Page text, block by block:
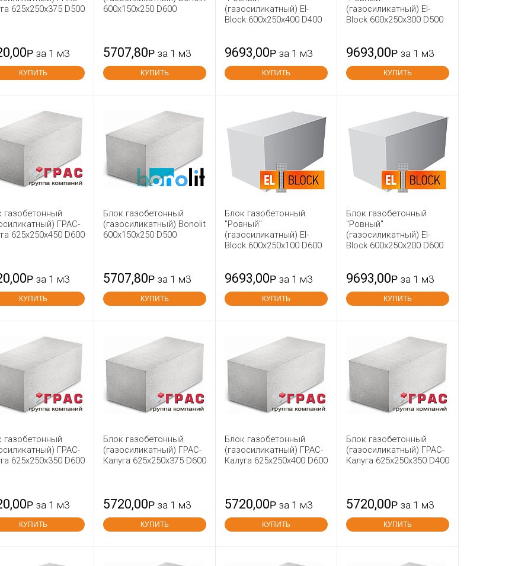
625x250x375 D500
Р за 1 м3
КУПИТЬ
600x150x250 D600
5707,80Р за 1 м3
КУПИТЬ
(газосиликатный) El-
Block 600х250х400 D400
9693,00Р за 1 м3
КУПИТЬ
(газосиликатный) El-
Block 600х250х300 D500
9693,00Р за 1 м3
КУПИТЬ
газобетонный
ГРАС-
625x250x450 D600
Р за 1 м3
КУПИТЬ
Блок газобетонный
(газосиликатный) Bonolit
600x150x250 D500
5707,80Р за 1 м3
КУПИТЬ
Блок газобетонный
"Ровный"
(газосиликатный) El-
Block 600х250х100 D600
9693,00Р за 1 м3
КУПИТЬ
Блок газобетонный
"Ровный"
(газосиликатный) El-
Block 600х250х200 D600
9693,00Р за 1 м3
КУПИТЬ
газобетонный
ГРАС-
625x250x350 D600
Р за 1 м3
КУПИТЬ
Блок газобетонный
(газосиликатный) ГРАС-
Калуга 625x250x375 D600
5720,00Р за 1 м3
КУПИТЬ
Блок газобетонный
(газосиликатный) ГРАС-
Калуга 625x250x400 D600
5720,00Р за 1 м3
КУПИТЬ
Блок газобетонный
(газосиликатный) ГРАС-
Калуга 625x250x350 D400
5720,00Р за 1 м3
КУПИТЬ